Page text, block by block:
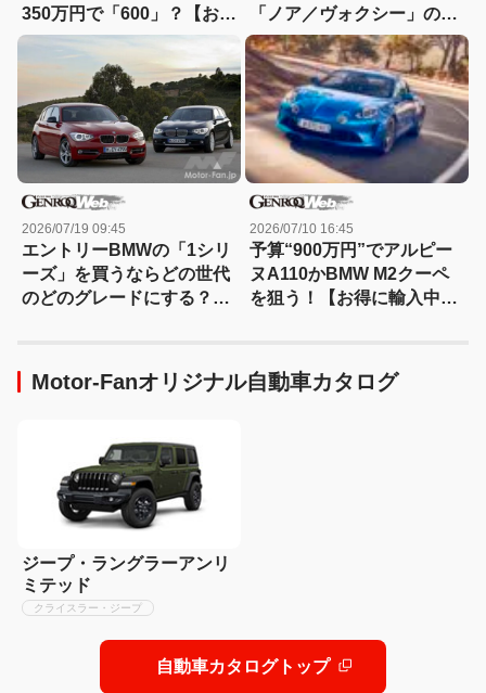
350万円で「600」？【お得
に輸入中古車選ぶなら：
10】
「ノア／ヴォクシー」の賢
い選び方を考える。【新
車・中古車どちらで買うべ
きか：01】
2026/07/19 09:45
エントリーBMWの「1シリ
ーズ」を買うならどの世代
のどのグレードにする？
2026/07/10 16:45
予算“900万円”でアルピー
ヌA110かBMW M2クーペ
を狙う！【お得に輸入中古
Motor-Fanオリジナル自動車カタログ
ジープ・ラングラーアンリ
ミテッド
クライスラー・ジープ
自動車カタログトップ